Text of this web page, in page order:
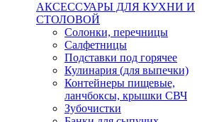
АКСЕССУАРЫ ДЛЯ КУХНИ И
СТОЛОВОЙ
Солонки, перечницы
Салфетницы
Подставки под горячее
Кулинария (для выпечки)
Контейнеры пищевые,
ланчбоксы, крышки СВЧ
Зубочистки